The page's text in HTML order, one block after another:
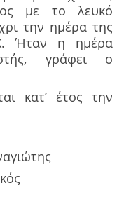
με το λευκό
την ημέρα της
Ήταν η ημέρα
γράφει ο
κατ’ έτος την